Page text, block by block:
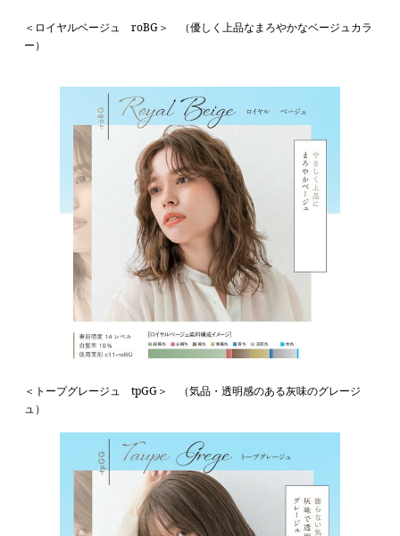
＜ ロイヤルベージュ roBG＞
（優しく上品なまろやかなベージュカラ
ー）
＜トープグレージュ tpGG＞ （気品・透明感のある灰味のグレージ
ュ）